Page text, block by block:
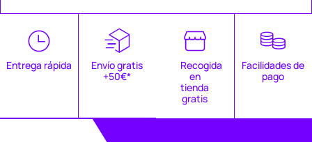
Entrega rápida
Envío gratis
+50€*
Recogida
en
tienda
gratis
Facilidades de
pago